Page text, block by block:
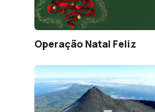
Operação Natal Feliz